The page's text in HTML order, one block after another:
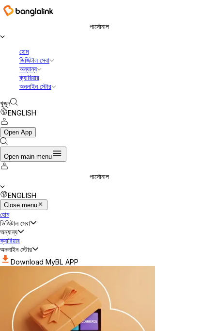
পার্সোনাল
হোম
ডিজিটাল সেবা
অন্যান্য
ক্যারিয়ার
অনলাইন স্টোর
খুজুন
ENGLISH
Open App
Open main menu
পার্সোনাল
ENGLISH
Close menu
হোম
ডিজিটাল সেবা
অন্যান্য
ক্যারিয়ার
অনলাইন স্টোর
Download MyBL APP
বাংলালিংক ডিজিটাল কমিউনিকেশনস লিমিটেড